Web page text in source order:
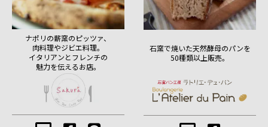
ナポリの薪窯のピッツァ、
肉料理やジビエ料理。
イタリアンとフレンチの
魅力を伝えるお店。
石窯で焼いた天然酵母のパンを
50種類以上販売。